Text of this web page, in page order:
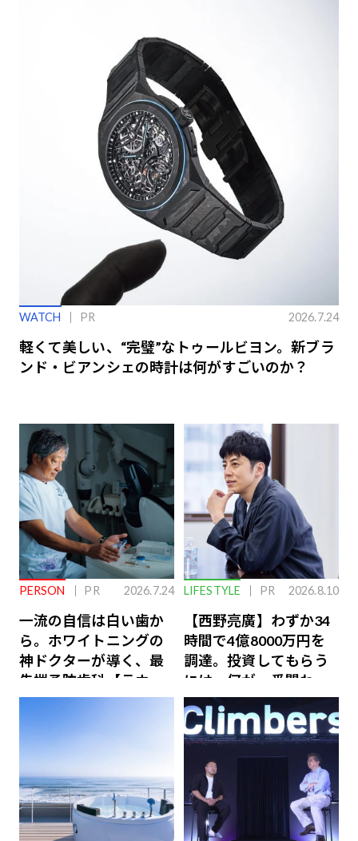
WATCH PR 2026.7.24
軽くて美しい、“完璧”なトゥールビヨン。新ブラ
ンド・ビアンシェの時計は何がすごいのか？
PERSON PR 2026.7.24
一流の自信は白い歯か
ら。ホワイトニングの
神ドクターが導く、最
先端予防歯科【ラウン
ジ会員特典あり】
LIFESTYLE PR 2026.8.10
【西野亮廣】わずか34
時間で4億8000万円を
調達。投資してもらう
には、何が一番問われ
るのか